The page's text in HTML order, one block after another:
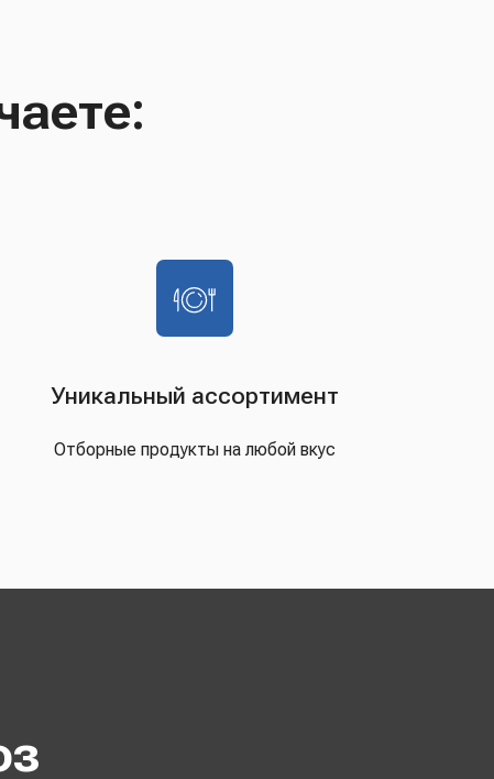
Уникальный ассортимент
Отборные продукты на любой вкус